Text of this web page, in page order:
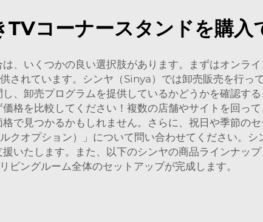
コーナースタンドを購入
、いくつかの良い選択肢があります。まずはオンラ
されています。シンヤ（Sinya）では卸売販売を行っ
、卸売プログラムを提供しているかどうかを確認す
格を比較してください！複数の店舗やサイトを回っ
で見つかるかもしれません。さらに、祝日や季節の
クオプション）」について問い合わせてください。
いたします。また、以下のシンヤの商品ラインナップ
ビングルーム全体のセットアップが完成します。